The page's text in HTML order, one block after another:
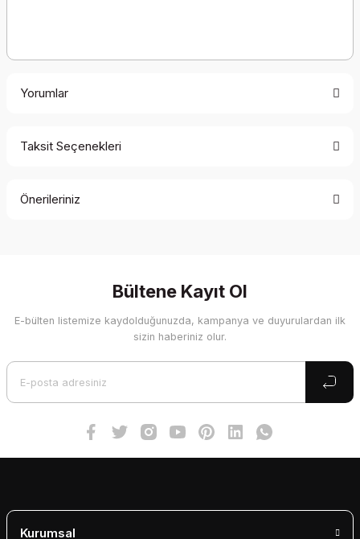
Yorumlar
Taksit Seçenekleri
Önerileriniz
Görüş ve önerileriniz için teşekkür ederiz.
Ürün resmi kalitesiz, bozuk veya görüntülenemiyor.
Bültene Kayıt Ol
E-bülten listemize kaydolduğunuzda, kampanya ve duyurulardan ilk
sizin haberiniz olur.
Kurumsal